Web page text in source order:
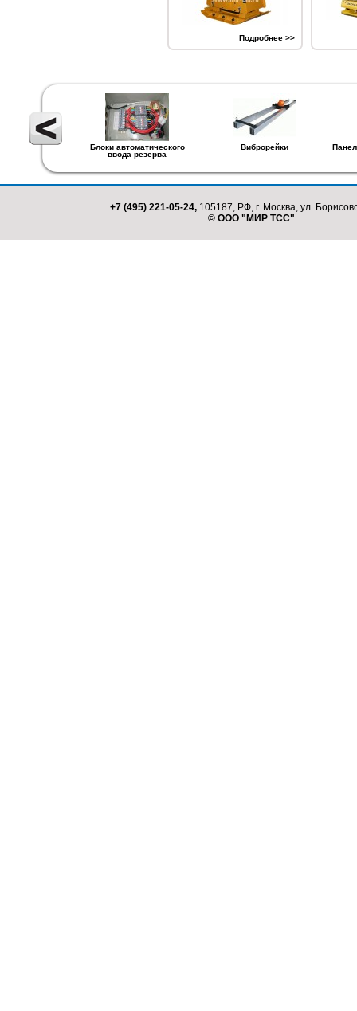
Подробнее >>
Блоки автоматического
ввода резерва
Виброрейки
+7 (495) 221-05-24, 105187, РФ, г. Москва, ул.
© ООО "МИР ТСС"